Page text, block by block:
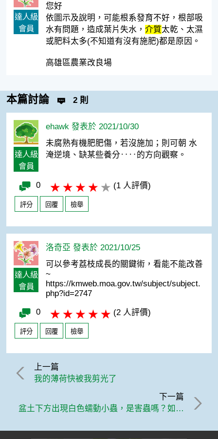
達人級
會員
您好
依圖示及說明，可能根系發育不好，根部吸
水有問題，造成葉片失水， 介質太乾、太濕
或肥料太多(不知道有沒有施肥)都是原因。
高雄區農業改良場
本篇討論 2 則
達人級
會員
ehawk 發表於 2021/10/30
未腐熟有機肥肥傷，若沒施加；則可朝 水
淹逆境、缺某些養分‥‥的方向觀察。
0 (1 人評價)
評分 回覆 檢舉
達人級
會員
洛奇亞 發表於 2021/10/25
可以參考荔枝成長的關鍵術，看能不能改善
~
https://kmweb.moa.gov.tw/subject/subject.
php?id=2747
0 (2 人評價)
評分 回覆 檢舉
上一篇
我的薄荷快被我剪光了
下一篇
盆土下方出現白色蠕動小蟲，是害蟲嗎？如何處置？